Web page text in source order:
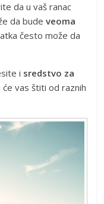
da u vaš ranac
da budeveoma
često može da
i sredstvo za
vas štiti od raznih